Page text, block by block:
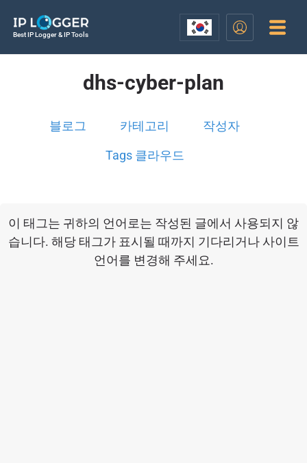
Best IP Logger & IP Tools
dhs-cyber-plan
블로그 카테고리 작성자
Tags 클라우드